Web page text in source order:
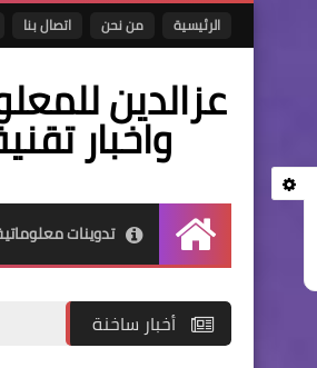
الرئيسية من نحن اتصال بنا
عزالدين
واخبار
الرئيسيةتدوينات
أخبار ساخنة